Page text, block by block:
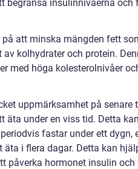
begränsa insulinnivåerna och
att minska mängden fett
kolhydrater och protein.
med höga kolesterolnivåer
uppmärksamhet på senare
äta under en viss tid. Detta
fastar under ett dygn,
i flera dagar. Detta kan
påverka hormonet insulin